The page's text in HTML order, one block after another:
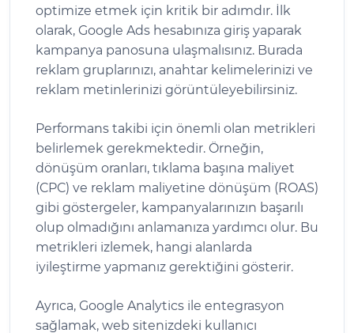
optimize etmek için kritik bir adımdır. İlk
olarak, Google Ads hesabınıza giriş yaparak
kampanya panosuna ulaşmalısınız. Burada
reklam gruplarınızı, anahtar kelimelerinizi ve
reklam metinlerinizi görüntüleyebilirsiniz.
Performans takibi için önemli olan metrikleri
belirlemek gerekmektedir. Örneğin,
dönüşüm oranları, tıklama başına maliyet
(CPC) ve reklam maliyetine dönüşüm (ROAS)
gibi göstergeler, kampanyalarınızın başarılı
olup olmadığını anlamanıza yardımcı olur. Bu
metrikleri izlemek, hangi alanlarda
iyileştirme yapmanız gerektiğini gösterir.
Ayrıca, Google Analytics ile entegrasyon
sağlamak, web sitenizdeki kullanıcı